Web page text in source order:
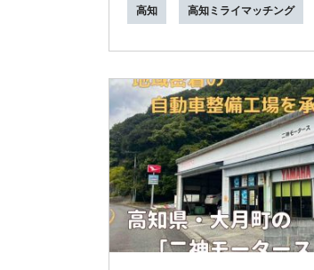
高知 高知ミライマッチング